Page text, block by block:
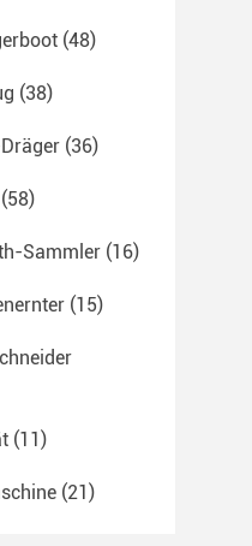
(48)
(38)
(36)
(58)
Sammler (16)
(15)
(11)
(21)